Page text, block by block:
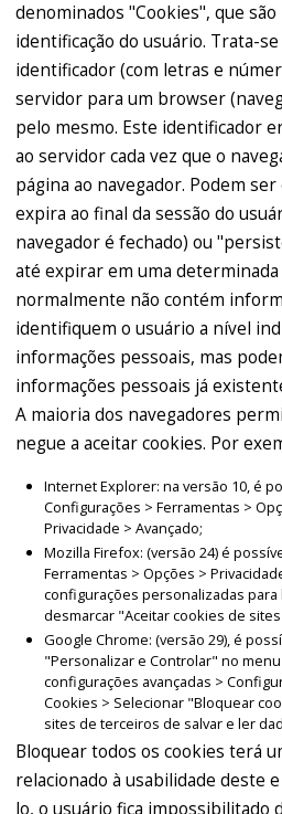
denominados "Cookies", que
identificação do usuário. Trata-
identificador (com letras e
servidor para um browser
pelo mesmo. Este identificador
ao servidor cada vez que o
página ao navegador. Podem
expira ao final da sessão do
navegador é fechado) ou
até expirar em uma determinada
normalmente não contém
identifiquem o usuário a nível
informações pessoais, mas
informações pessoais já
A maioria dos navegadores
negue a aceitar cookies. Por
Internet Explorer: na versão 10, é
Configurações > Ferramentas >
Privacidade > Avançado;
Mozilla Firefox: (versão 24) é
Ferramentas > Opções >
configurações personalizadas
desmarcar "Aceitar cookies de
Google Chrome: (versão 29), é
"Personalizar e Controlar" no
configurações avançadas >
Cookies > Selecionar "Bloquear
sites de terceiros de salvar e ler
Bloquear todos os cookies terá
relacionado à usabilidade deste